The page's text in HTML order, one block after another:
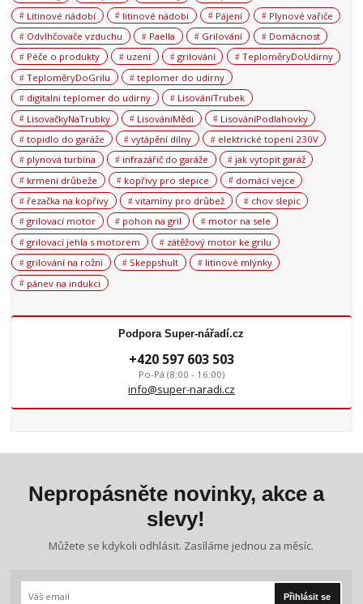
Litinové nádobí
litinové nádobí Pájení
Plynové vařiče
Odvlhčovače vzduchu
Paella Grilování
Domácnost
Péče o produkty
uzení grilování
TeploměryDoUdírny
TeploměryDoGrilu
teplomer do udirny
digitalni teplomer do udirny
LisováníTrubek
LisovačkyNaTrubky
LisováníMědi
LisováníPodlahovky
topidlo do garáže
vytápění dílny
elektrické topení 230V
plynová turbína
infrazářič do garáže
jak vytopit garáž
krmení drůbeže
kopřivy pro slepice
domácí vejce
řezačka na kopřivy
vitamíny pro drůbež
chov slepic
grilovací motor
pohon na gril
motor na sele
grilovací jehla s motorem
zátěžový motor ke grilu
grilování na rožni
Skeppshult
litinové mlýnky
pánev na indukci
Podpora Super-nářadí.cz
+420 597 603 503
Po-Pá (8:00 - 16:00)
info@super-naradi.cz
Nepropásněte novinky, akce a
slevy!
Můžete se kdykoli odhlásit. Zasíláme jednou za měsíc.
Přihlásit se